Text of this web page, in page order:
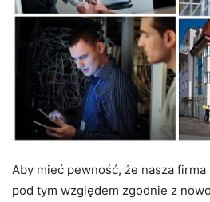
Aby mieć pewność, że nasza
pod tym względem zgodnie z